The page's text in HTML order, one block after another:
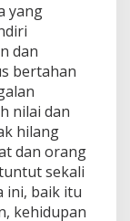
yang
dan
bertahan
nilai dan
hilang
dan orang
sekali
ini, baik itu
kehidupan